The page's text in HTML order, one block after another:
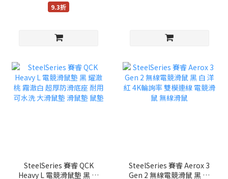
9.3折
SteelSeries 賽睿 QCK
Heavy L 電競滑鼠墊 黑 耀
SteelSeries 賽睿 Aerox 3
Gen 2 無線電競滑鼠 黑 白